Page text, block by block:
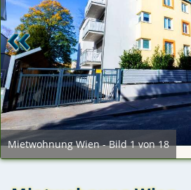
Mietwohnung Wien - Bild 1 von 18